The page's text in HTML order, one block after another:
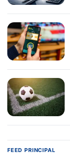
FEED PRINCIPAL